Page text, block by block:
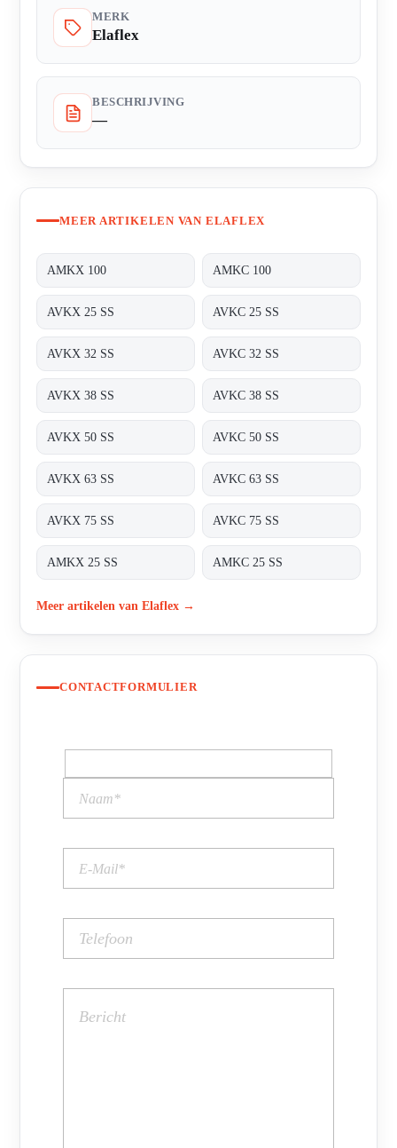
MERK
Elaflex
BESCHRIJVING
—
MEER ARTIKELEN VAN ELAFLEX
AMKX 100 AMKC 100
AVKX 25 SS AVKC 25 SS
AVKX 32 SS AVKC 32 SS
AVKX 38 SS AVKC 38 SS
AVKX 50 SS AVKC 50 SS
AVKX 63 SS AVKC 63 SS
AVKX 75 SS AVKC 75 SS
AMKX 25 SS AMKC 25 SS
Meer artikelen van Elaflex →
CONTACTFORMULIER